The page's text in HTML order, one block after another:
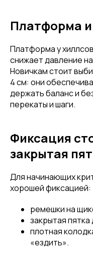
Платформа и
Платформа у
снижает давление
Новичкам стоит
4 см: они
держать баланс и
перекаты и шаги.
Фиксация
закрытая
Для начинающих
хорошей фиксацией:
ремешки на
закрытая
плотная
«ездить».